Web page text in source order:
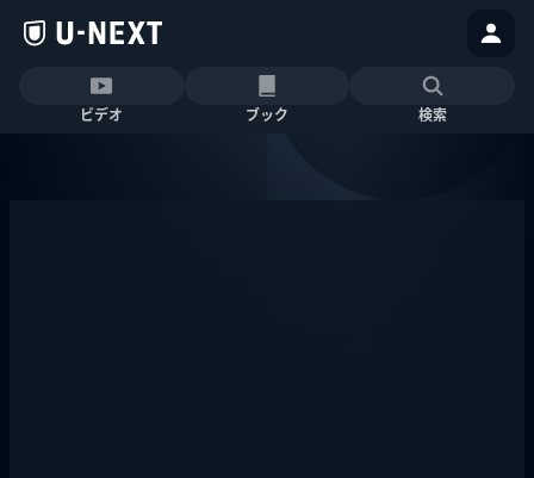
ビデオ ブック 検索